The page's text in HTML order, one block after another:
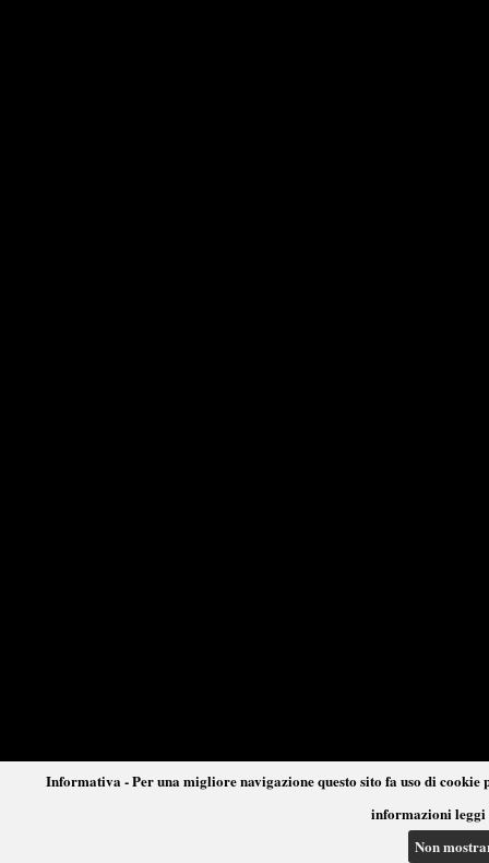
Informativa - Per una migliore navigazione questo sito fa uso di
informazioni leggi
Non